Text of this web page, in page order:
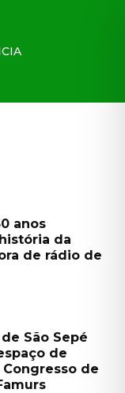
anos
da
de rádio de
São Sepé
de
de